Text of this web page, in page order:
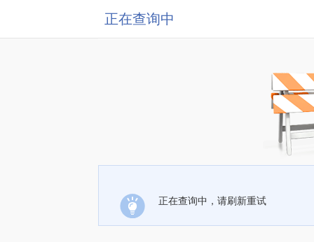
正在查询中
正在查询中，请刷新重试